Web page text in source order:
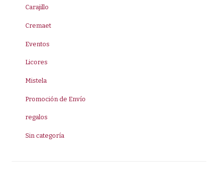
Carajillo
Cremaet
Eventos
Licores
Mistela
Promoción de Envío
regalos
Sin categoría